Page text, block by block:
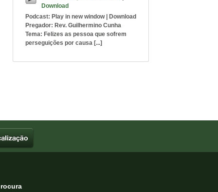
Download
Podcast: Play in new window | Download
Pregador: Rev. Guilhermino Cunha
Tema: Felizes as pessoa que sofrem
perseguições por causa [...]